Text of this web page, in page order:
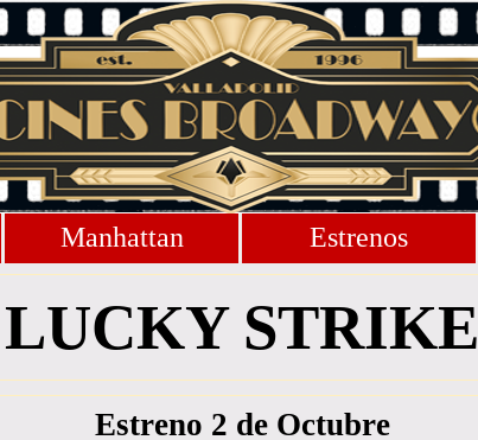
Manhattan Estrenos
LUCKY STRIKE
Estreno 2 de Octubre